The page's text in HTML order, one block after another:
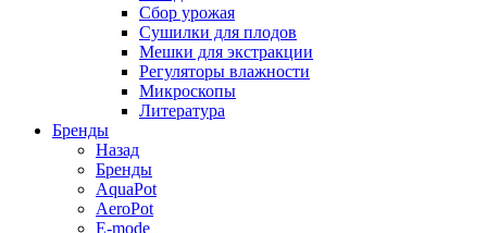
Сбор урожая
Сушилки для плодов
Мешки для экстракции
Регуляторы влажности
Микроскопы
Литература
Бренды
Назад
Бренды
AquaPot
AeroPot
E-mode